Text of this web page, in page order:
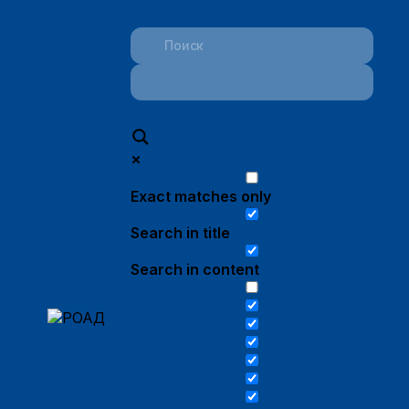
Exact matches only
Search in title
Search in content